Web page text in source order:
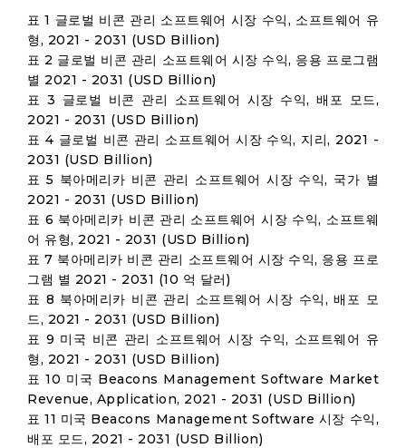
표 1 글로벌 비콘 관리 소프트웨어 시장 수익, 소프트웨어 유
형, 2021 - 2031 (USD Billion)
표 2 글로벌 비콘 관리 소프트웨어 시장 수익, 응용 프로그램
별 2021 - 2031 (USD Billion)
표 3 글로벌 비콘 관리 소프트웨어 시장 수익, 배포 모드,
2021 - 2031 (USD Billion)
표 4 글로벌 비콘 관리 소프트웨어 시장 수익, 지리, 2021 -
2031 (USD Billion)
표 5 북아메리카 비콘 관리 소프트웨어 시장 수익, 국가 별
2021 - 2031 (USD Billion)
표 6 북아메리카 비콘 관리 소프트웨어 시장 수익, 소프트웨
어 유형, 2021 - 2031 (USD Billion)
표 7 북아메리카 비콘 관리 소프트웨어 시장 수익, 응용 프로
그램 별 2021 - 2031 (10 억 달러)
표 8 북아메리카 비콘 관리 소프트웨어 시장 수익, 배포 모
드, 2021 - 2031 (USD Billion)
표 9 미국 비콘 관리 소프트웨어 시장 수익, 소프트웨어 유
형, 2021 - 2031 (USD Billion)
표 10 미국 Beacons Management Software Market
Revenue, Application, 2021 - 2031 (USD Billion)
표 11 미국 Beacons Management Software 시장 수익,
배포 모드, 2021 - 2031 (USD Billion)